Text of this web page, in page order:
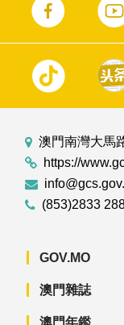
澳門南灣大馬
https://
(853)2833
GOV.MO
澳門雜誌
澳門年鑑